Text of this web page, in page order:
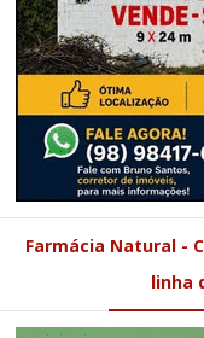
Farmácia Natural -
linha